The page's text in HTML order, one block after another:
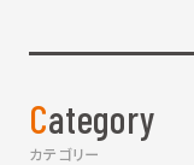
Category
カテゴリー